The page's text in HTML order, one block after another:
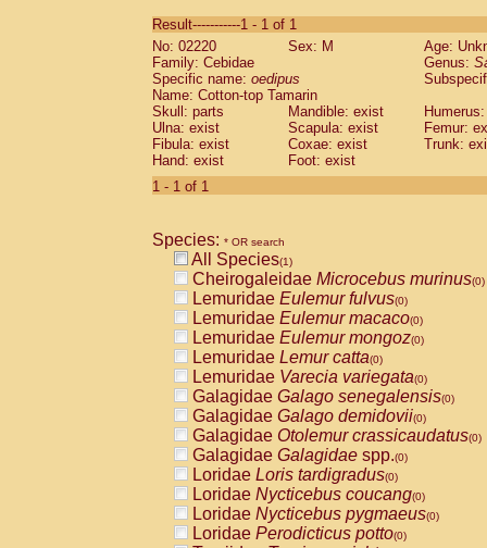
CebidaeSaguinus labiatus(0)
Cebidae Saguinus leucopus (0)
Cebidae
CebidaeSaguinus mystax
Cebidae Saguinus nigricollis (0)
Cebidae Saguinus oedipus
Cebidae Saguinus weddelli
Cebidae Saguinusspp.
Cebidae
CebidaeCebus capucinus
CebidaeCebus nigrivittatus
CebidaeCebus spp.(0)
CebidaeSaimiri boliviensis(0)
CebidaeSaimiri sciureus(0)
AtelidaeAlouatta caraya(0)
AtelidaeAlouatta fusca(0)
AtelidaeAlouatta seniculus(0)
AtelidaeAlouattaspp.(0)
AtelidaeAteles belzebuth(0)
AtelidaeAteles geoffroyi(0)
AtelidaeAteles paniscus(0)
AtelidaeAtelesspp.(0)
AtelidaeLagothrix lagothricha(0)
AtelidaeLagothrix lagothricha cana
PitheciidaeCacajao calvus
Result-----------1 - 1 of 1
No: 02220
Sex: M
Age:
Family: Cebidae
Genus:
Specific name: oedipus
Name: Cotton-top Tamarin
Skull: parts
Mandible: exist
Ulna: exist
Scapula: exist
Femur:
Fibula: exist
Coxae: exist
Trunk:
Hand: exist
Foot: exist
1 - 1 of 1
Species: * OR search
All Species(1)
Cheirogaleidae Microcebus murinus(0)
Lemuridae Eulemur fulvus(0)
Lemuridae Eulemur macaco(0)
Lemuridae Eulemur mongoz(0)
Lemuridae Lemur catta(0)
Lemuridae Varecia variegata(0)
Galagidae Galago senegalensis(0)
Galagidae Galago demidovii(0)
Galagidae Otolemur crassicaudatus(0)
Galagidae Galagidae spp.(0)
Loridae Loris tardigradus(0)
Loridae Nycticebus coucang(0)
Loridae Nycticebus pygmaeus(0)
Loridae Perodicticus potto(0)